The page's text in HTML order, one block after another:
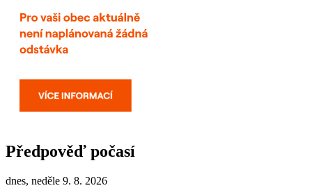
Předpověď počasí
dnes, neděle 9. 8. 2026